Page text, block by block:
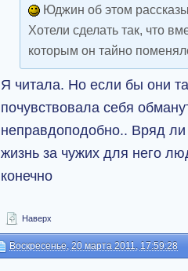
Юджин об этом
Хотели сделать так, что
которым он тайно
Я читала. Но если бы они
почувствовала себя
неправдоподобно.. Вряд
жизнь за чужих для него
конечно
Наверх
Воскресенье, 20 марта 2011, 17:59:28